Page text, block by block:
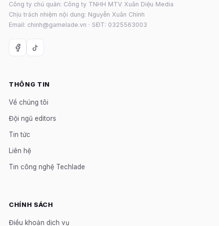
Công ty chủ quản: Công ty TNHH MTV Xuân Diệu Media
Chịu trách nhiệm nội dung: Nguyễn Xuân Chính
Email: chinh@gamelade.vn · SĐT: 0325563003
THÔNG TIN
Về chúng tôi
Đội ngũ editors
Tin tức
Liên hệ
Tin công nghệ Techlade
CHÍNH SÁCH
Điều khoản dịch vụ